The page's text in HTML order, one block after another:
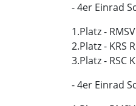
- 4er Einrad
1.Platz -
2.Platz - KRS
3.Platz - RSC
- 4er Einrad